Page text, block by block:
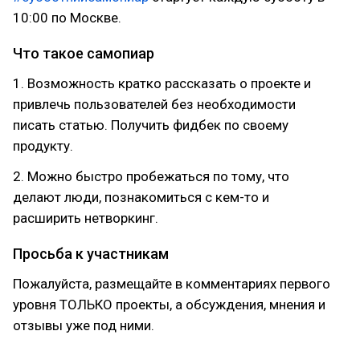
10:00 по Москве.
Что такое самопиар
1. Возможность кратко рассказать о проекте и
привлечь пользователей без необходимости
писать статью. Получить фидбек по своему
продукту.
2. Можно быстро пробежаться по тому, что
делают люди, познакомиться с кем-то и
расширить нетворкинг.
Просьба к участникам
Пожалуйста, размещайте в комментариях первого
уровня ТОЛЬКО проекты, а обсуждения, мнения и
отзывы уже под ними.